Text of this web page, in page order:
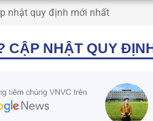
nhật quy định mới nhất
CẬP NHẬT QUY